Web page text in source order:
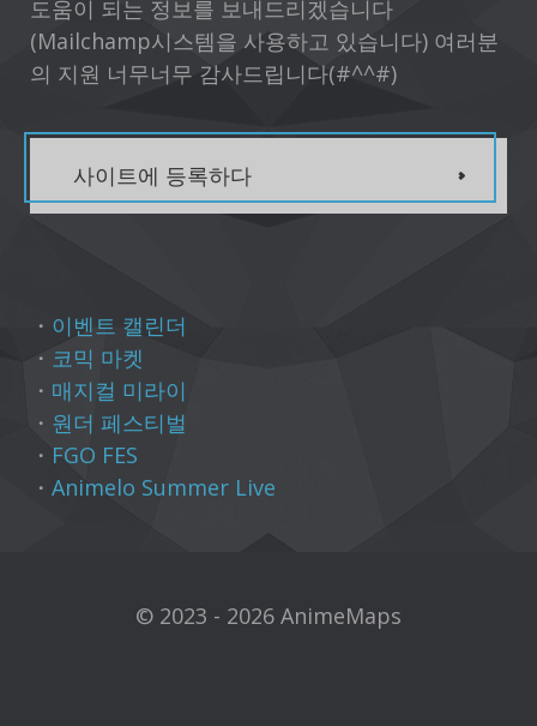
도움이 되는 정보를 보내드리겠습니다
(Mailchamp시스템을 사용하고 있습니다) 여러분
의 지원 너무너무 감사드립니다(#^^#)
사이트에 등록하다
・ 이벤트 캘린더
・ 코믹 마켓
・ 매지컬 미라이
・ 원더 페스티벌
・ FGO FES
・ Animelo Summer Live
© 2023 - 2026 AnimeMaps